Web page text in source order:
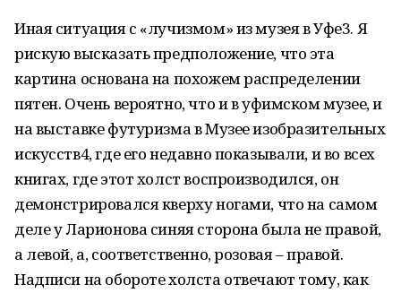
Иная ситуация с «лучизмом» из музея в Уфе3. Я
рискую высказать предположение, что эта
картина основана на похожем распределении
пятен. Очень вероятно, что и в уфимском музее, и
на выставке футуризма в Музее изобразительных
искусств4, где его недавно показывали, и во всех
книгах, где этот холст воспроизводился, он
демонстрировался кверху ногами, что на самом
деле у Ларионова синяя сторона была не правой,
а левой, а, соответственно, розовая – правой.
Надписи на обороте холста отвечают тому, как